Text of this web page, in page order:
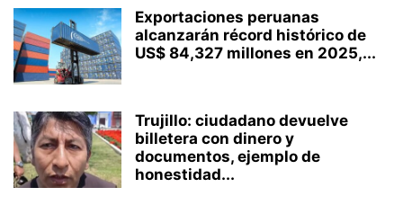
Exportaciones peruanas
alcanzarán récord histórico de
US$ 84,327 millones en 2025,...
Trujillo: ciudadano devuelve
billetera con dinero y
documentos, ejemplo de
honestidad...